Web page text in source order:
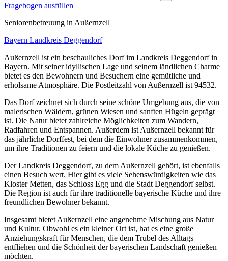
Fragebogen ausfüllen
Senioren­betreuung in Außernzell
Bayern Landkreis Deggendorf
Außernzell ist ein beschauliches Dorf im Landkreis Deggendorf in
Bayern. Mit seiner idyllischen Lage und seinem ländlichen Charme
bietet es den Bewohnern und Besuchern eine gemütliche und
erholsame Atmosphäre. Die Postleitzahl von Außernzell ist 94532.
Das Dorf zeichnet sich durch seine schöne Umgebung aus, die von
malerischen Wäldern, grünen Wiesen und sanften Hügeln geprägt
ist. Die Natur bietet zahlreiche Möglichkeiten zum Wandern,
Radfahren und Entspannen. Außerdem ist Außernzell bekannt für
das jährliche Dorffest, bei dem die Einwohner zusammenkommen,
um ihre Traditionen zu feiern und die lokale Küche zu genießen.
Der Landkreis Deggendorf, zu dem Außernzell gehört, ist ebenfalls
einen Besuch wert. Hier gibt es viele Sehenswürdigkeiten wie das
Kloster Metten, das Schloss Egg und die Stadt Deggendorf selbst.
Die Region ist auch für ihre traditionelle bayerische Küche und ihre
freundlichen Bewohner bekannt.
Insgesamt bietet Außernzell eine angenehme Mischung aus Natur
und Kultur. Obwohl es ein kleiner Ort ist, hat es eine große
Anziehungskraft für Menschen, die dem Trubel des Alltags
entfliehen und die Schönheit der bayerischen Landschaft genießen
möchten.